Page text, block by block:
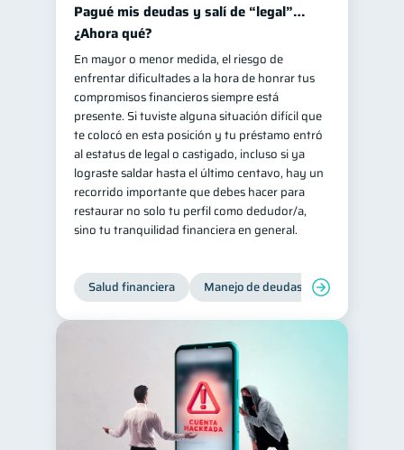
Pagué mis deudas y salí de “legal”…
¿Ahora qué?
En mayor o menor medida, el riesgo de
enfrentar dificultades a la hora de honrar tus
compromisos financieros siempre está
presente. Si tuviste alguna situación difícil que
te colocó en esta posición y tu préstamo entró
al estatus de legal o castigado, incluso si ya
lograste saldar hasta el último centavo, hay un
recorrido importante que debes hacer para
restaurar no solo tu perfil como dedudor/a,
sino tu tranquilidad financiera en general.
Salud financiera Manejo de deudas